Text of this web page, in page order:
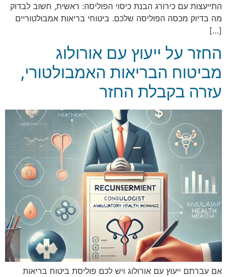
התייעצות עם כירורג הבנת כיסוי הפוליסה: ראשית, חשוב לבדוק
מה בדיוק מכסה הפוליסה שלכם. ביטוחי בריאות אמבולטוריים
[…]
החזר על ייעוץ עם אורולוג
מביטוח הבריאות האמבולטורי,
עזרה בקבלת החזר
אם עברתם ייעוץ עם אורולוג ויש לכם פוליסת ביטוח בריאות